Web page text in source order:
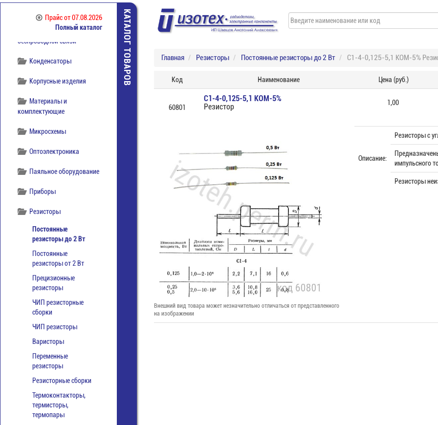
Прайсот 07.08.2026
Полный каталог
Компоненты
беспроводной связи
Конденсаторы
Корпусные изделия
Материалы и
комплектующие
Микросхемы
Оптоэлектроника
Паяльное оборудование
Приборы
Резисторы
Постоянные
резисторы до 2 Вт
Постоянные
резисторы от 2 Вт
Прецизионные
резисторы
ЧИП резисторные
сборки
ЧИП резисторы
Варисторы
Переменные
резисторы
Резисторные сборки
Термоконтакторы,
термисторы,
термопары
КАТАЛОГ ТОВАРОВ Главная Резисторы Постоянные резисторы до 2 Вт С1-4-0,125-5,1 КОМ-5%
Код Наименование Цена (руб.)
60801
С1-4-0,125-5,1 КОМ-5%
Резистор
1,00
Внешний вид товара может незначительно отличаться от представленного
на изображении
Описание:
Резисторы с
импульсного
Резисторы